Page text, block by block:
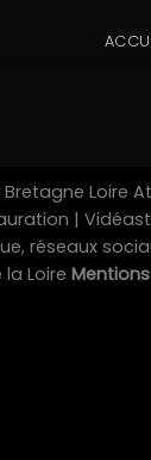
Loire
|
réseaux
la Loire